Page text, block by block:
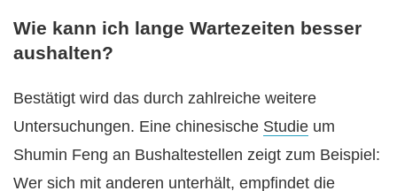
Wie kann ich lange Wartezeiten besser
aushalten?
Bestätigt wird das durch zahlreiche weitere
Untersuchungen. Eine chinesische Studie um
Shumin Feng an Bushaltestellen zeigt zum Beispiel:
Wer sich mit anderen unterhält, empfindet die